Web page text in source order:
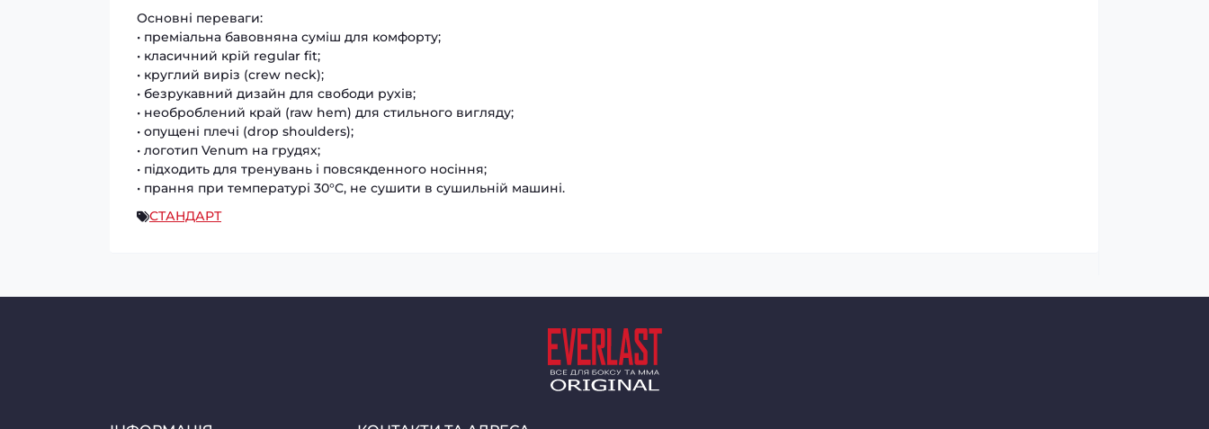
Основні переваги:
• преміальна бавовняна суміш для комфорту;
• класичний крій regular fit;
• круглий виріз (crew neck);
• безрукавний дизайн для свободи рухів;
• необроблений край (raw hem) для стильного вигляду;
• опущені плечі (drop shoulders);
• логотип Venum на грудях;
• підходить для тренувань і повсякденного носіння;
• прання при температурі 30°C, не сушити в сушильній машині.
СТАНДАРТ